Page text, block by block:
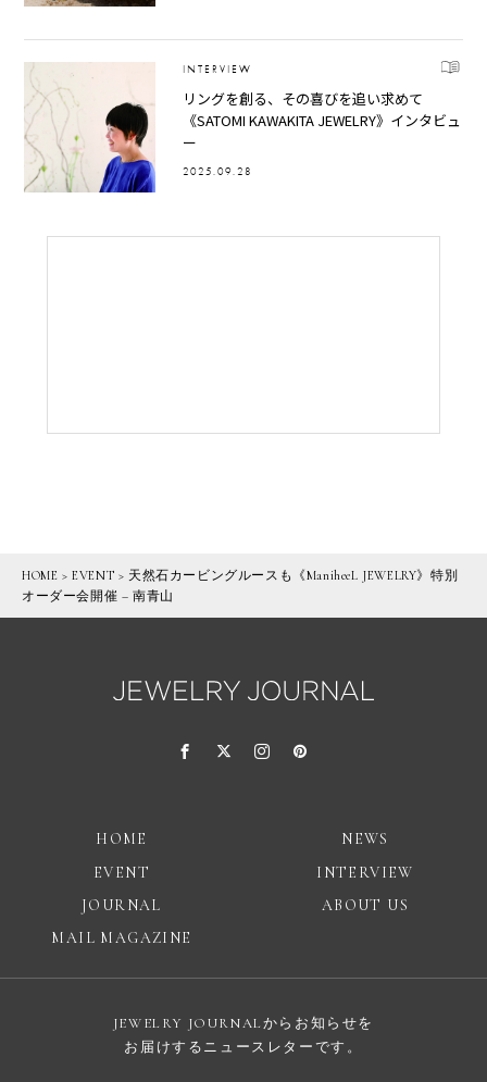
INTERVIEW
リングを創る、その喜びを追い求めて
《SATOMI KAWAKITA JEWELRY》インタビュ
ー
2025.09.28
HOME >EVENT > 天然石カービングルースも《ManiheeL JEWELRY》特別
オーダー会開催 – 南青山
HOME
NEWS
EVENT
INTERVIEW
JOURNAL
ABOUT US
MAIL MAGAZINE
JEWELRY JOURNALからお知らせを
お届けするニュースレターです。